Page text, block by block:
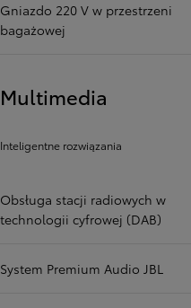
Gniazdo 220 V w przestrzeni
bagażowej
Multimedia
Inteligentne rozwiązania
Obsługa stacji radiowych w
technologii cyfrowej (DAB)
System Premium Audio JBL